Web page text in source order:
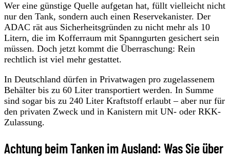
Wer eine günstige Quelle aufgetan hat, füllt vielleicht nicht
nur den Tank, sondern auch einen Reservekanister. Der
ADAC rät aus Sicherheitsgründen zu nicht mehr als 10
Litern, die im Kofferraum mit Spanngurten gesichert sein
müssen. Doch jetzt kommt die Überraschung: Rein
rechtlich ist viel mehr gestattet.
In Deutschland dürfen in Privatwagen pro zugelassenem
Behälter bis zu 60 Liter transportiert werden. In Summe
sind sogar bis zu 240 Liter Kraftstoff erlaubt – aber nur für
den privaten Zweck und in Kanistern mit UN- oder RKK-
Zulassung.
Achtung beim Tanken im Ausland: Was Sie über